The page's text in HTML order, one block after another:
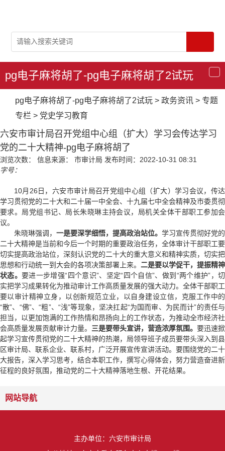
导
航
pg电子麻将胡了-pg电子麻将胡了2试玩
pg电子麻将胡了-pg电子麻将胡了2试玩 > 政务资讯 > 专题
专栏 > 党史学习教育
六安市审计局召开党组中心组（扩大）学习会传达学习
党的二十大精神-pg电子麻将胡了
浏览次数： 信息来源： 市审计局 发布时间：2022-10-31 08:31
字号：
10月26日，六安市审计局召开党组中心组（扩大）学习会议，传达
学习贯彻党的二十大和二十届一中全会、十九届七中全会精神及市委贯彻
要求。局党组书记、局长朱晓琳主持会议，局机关全体干部职工参加会
议。
朱晓琳强调， 一是要深学细悟，提高政治站位。 学习宣传贯彻好党的
二十大精神是当前和今后一个时期的重要政治任务，全体审计干部职工要
切实提高政治站位，深刻认识党的二十大的重大意义和精神实质，切实把
思想和行动统一到大会的各项决策部署上来。 二是要以学促干，提振精神
状态。要进一步增强“四个意识”、坚定“四个自信”、做到“两个维护”，切
实把学习成果转化为推动审计工作高质量发展的强大动力。全体干部职工
要以审计精神立身，以创新规范立业，以自身建设立信，克服工作中的
“散”、“佛”、“粗”、“浅”等现象，坚决扛起“为国而审、为民而计”的责任与
担当，以更加饱满的工作热情和昂扬向上的工作状态，为推动全市经济社
会高质量发展贡献审计力量。 三是要带头宣讲，营造浓厚氛围。 要迅速掀
起学习宣传贯彻党的二十大精神的热潮，局领导班子成员要带头深入到县
区审计局、联系企业、联系村，广泛开展宣传宣讲活动。要围绕党的二十
大报告，深入学习思考，结合本职工作，撰写心得体会，努力营造奋进新
征程的良好氛围，推动党的二十大精神落地生根、开花结果。
网站导航
主办单位：六安市审计局